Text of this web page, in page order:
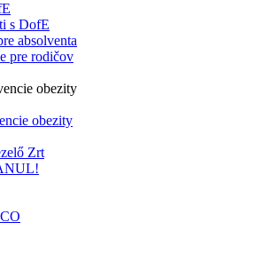
s DofE
absolventa
pre rodičov
obezity
obezity
Zrt